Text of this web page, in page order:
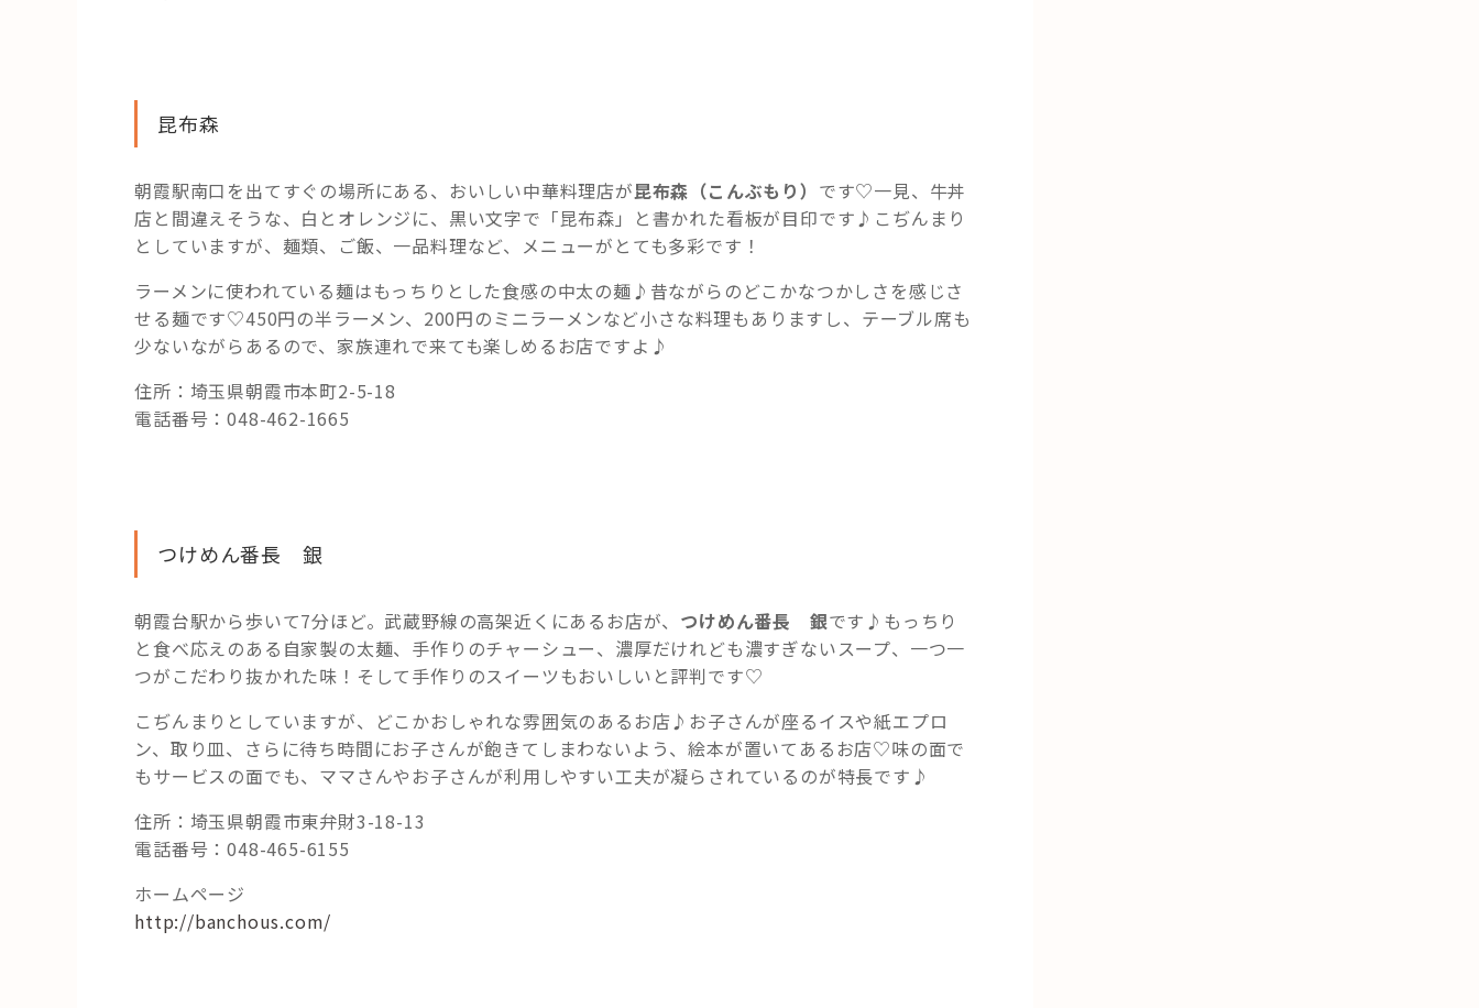
昆布森
朝霞駅南口を出てすぐの場所にある、おいしい中華料理店が昆布森（こんぶもり） です♡一見、牛丼
店と間違えそうな、白とオレンジに、黒い文字で「昆布森」と書かれた看板が目印です♪こぢんまり
としていますが、麺類、ご飯、一品料理など、メニューがとても多彩です！
ラーメンに使われている麺はもっちりとした食感の中太の麺♪昔ながらのどこかなつかしさを感じさ
せる麺です♡450円の半ラーメン、200円のミニラーメンなど小さな料理もありますし、テーブル席も
少ないながらあるので、家族連れで来ても楽しめるお店ですよ♪
住所：埼玉県朝霞市本町2-5-18
電話番号：048-462-1665
つけめん番長 銀
朝霞台駅から歩いて7分ほど。武蔵野線の高架近くにあるお店が、 つけめん番長 銀です♪もっちり
と食べ応えのある自家製の太麺、手作りのチャーシュー、濃厚だけれども濃すぎないスープ、一つ一
つがこだわり抜かれた味！そして手作りのスイーツもおいしいと評判です♡
こぢんまりとしていますが、どこかおしゃれな雰囲気のあるお店♪お子さんが座るイスや紙エプロ
ン、取り皿、さらに待ち時間にお子さんが飽きてしまわないよう、絵本が置いてあるお店♡味の面で
もサービスの面でも、ママさんやお子さんが利用しやすい工夫が凝らされているのが特長です♪
住所：埼玉県朝霞市東弁財3-18-13
電話番号：048-465-6155
ホームページ
http://banchous.com/